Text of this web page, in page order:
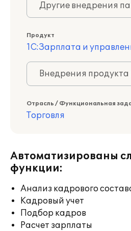
Другие внедрения
Продукт
1С:Зарплата и
Внедрения
Отрасль / Функциональная
Торговля
Автоматизированы
функции:
Анализ кадрового
Кадровый учет
Подбор кадров
Расчет зарплаты